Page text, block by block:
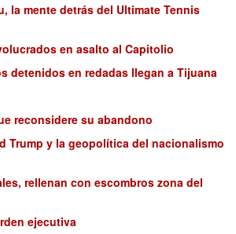
la mente detrás del Ultimate Tennis
en asalto al Capitolio
detenidos en redadas llegan a Tijuana
reconsidere su abandono
Trump y la geopolítica del nacionalismo
rellenan con escombros zona del
ejecutiva